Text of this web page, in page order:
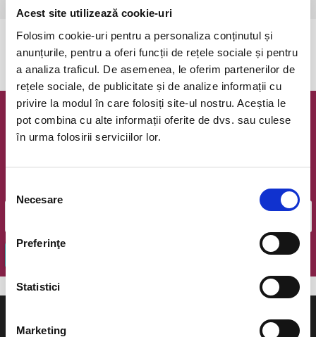
Acest site utilizează cookie-uri
Folosim cookie-uri pentru a personaliza conținutul și
anunțurile, pentru a oferi funcții de rețele sociale și pentru
a analiza traficul. De asemenea, le oferim partenerilor de
rețele sociale, de publicitate și de analize informații cu
privire la modul în care folosiți site-ul nostru. Aceștia le
pot combina cu alte informații oferite de dvs. sau culese
în urma folosirii serviciilor lor.
consimțământului
Necesare
Preferinţe
Statistici
Marketing
Evenimentul a expirat.
Newsletter @ Bilete.ro
evenimente.